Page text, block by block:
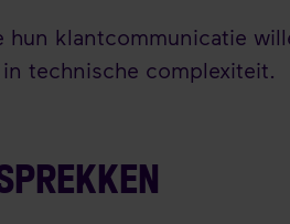
klantcommunicatie
technische complexiteit.